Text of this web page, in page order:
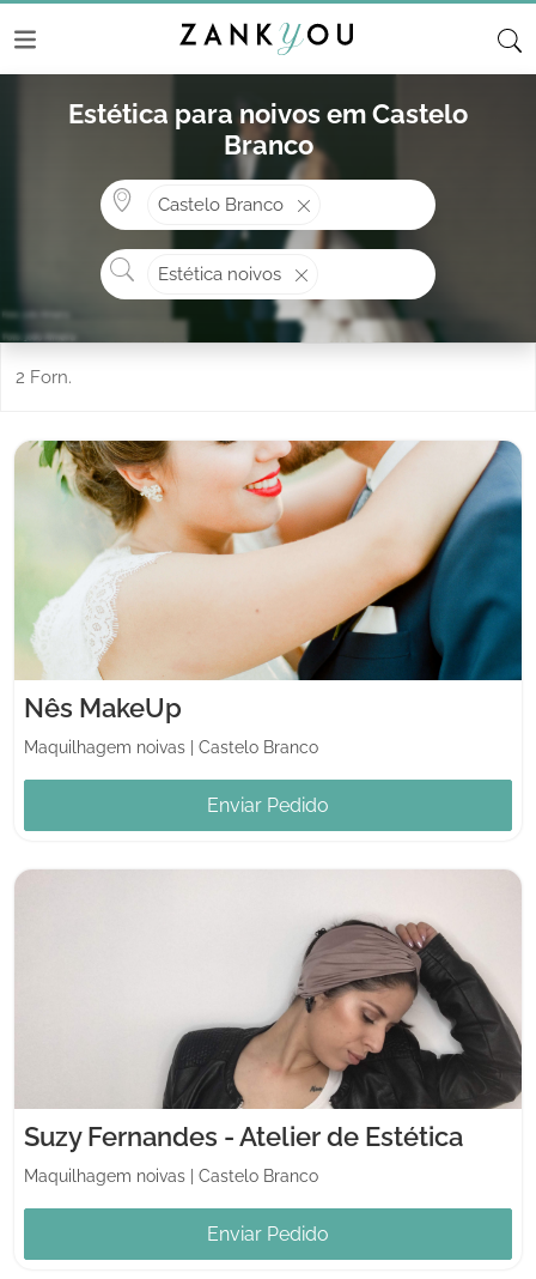
Estética para noivos em Castelo
Branco
Castelo Branco
Estética noivos
2 Forn.
Nês MakeUp
Maquilhagem noivas Castelo Branco
Enviar Pedido
Suzy Fernandes - Atelier de Estética
Maquilhagem noivas Castelo Branco
Enviar Pedido